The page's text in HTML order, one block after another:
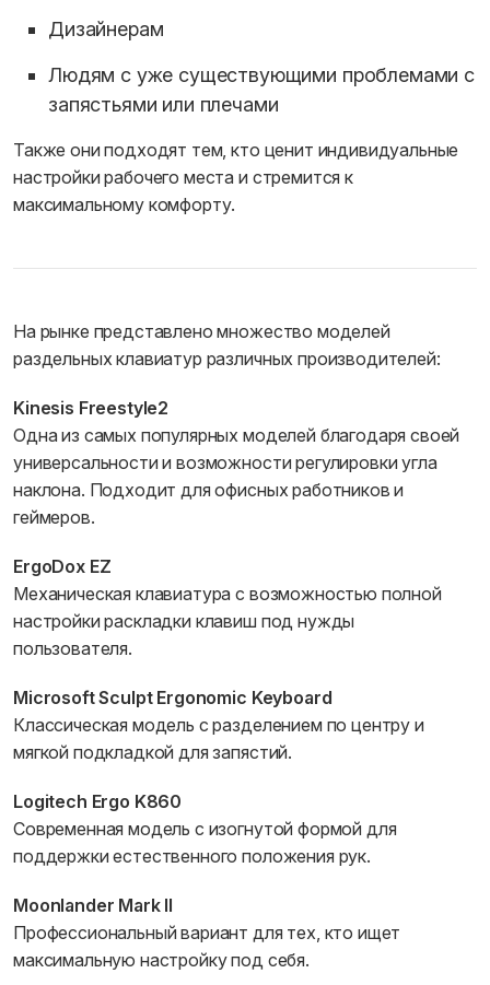
Дизайнерам
Людям с уже существующими проблемами с
запястьями или плечами
Также они подходят тем, кто ценит индивидуальные
настройки рабочего места и стремится к
максимальному комфорту.
На рынке представлено множество моделей
раздельных клавиатур различных производителей:
Kinesis Freestyle2
Одна из самых популярных моделей благодаря своей
универсальности и возможности регулировки угла
наклона. Подходит для офисных работников и
геймеров.
ErgoDox EZ
Механическая клавиатура с возможностью полной
настройки раскладки клавиш под нужды
пользователя.
Microsoft Sculpt Ergonomic Keyboard
Классическая модель с разделением по центру и
мягкой подкладкой для запястий.
Logitech Ergo K860
Современная модель с изогнутой формой для
поддержки естественного положения рук.
Moonlander Mark II
Профессиональный вариант для тех, кто ищет
максимальную настройку под себя.